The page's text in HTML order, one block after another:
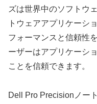
ズは世界中のソフトウ
トウェアアプリケーシ
フォーマンスと信頼性
ーザーはアプリケーシ
ことを信頼できます。
Dell Pro Precisionノー